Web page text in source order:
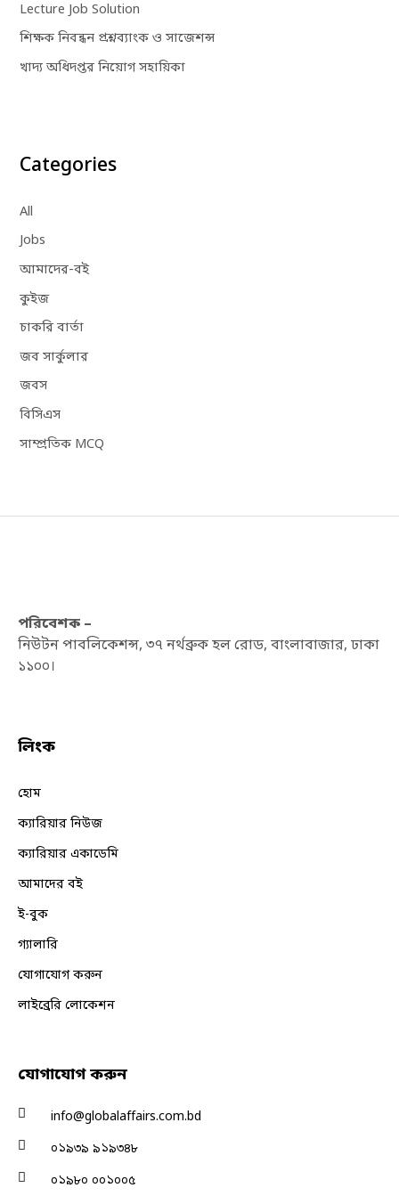
Lecture Job Solution
শিক্ষক নিবন্ধন প্রশ্নব্যাংক ও সাজেশন্স
খাদ্য অধিদপ্তর নিয়োগ সহায়িকা
Categories
All
Jobs
আমাদের-বই
কুইজ
চাকরি বার্তা
জব সার্কুলার
জবস
বিসিএস
সাম্প্রতিক MCQ
পরিবেশক –
নিউটন পাবলিকেশন্স, ৩৭ নর্থব্রুক হল রোড, বাংলাবাজার, ঢাকা
১১০০।
লিংক
হোম
ক্যারিয়ার নিউজ
ক্যারিয়ার একাডেমি
আমাদের বই
ই-বুক
গ্যালারি
যোগাযোগ করুন
লাইব্রেরি লোকেশন
যোগাযোগ করুন
info@globalaffairs.com.bd
০১৯৩৯ ৯১৯৩৪৮
০১৯৮০ ০০১০০৫